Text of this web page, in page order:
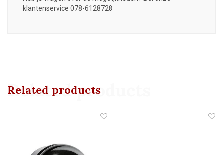
klantenservice 078-6128728
Related products
Related products